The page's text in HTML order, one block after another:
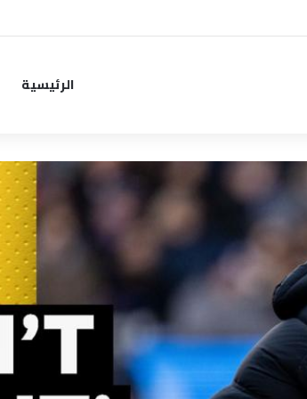
انتقال داروين نونيز إلى الدوري التركي
الرئيسية